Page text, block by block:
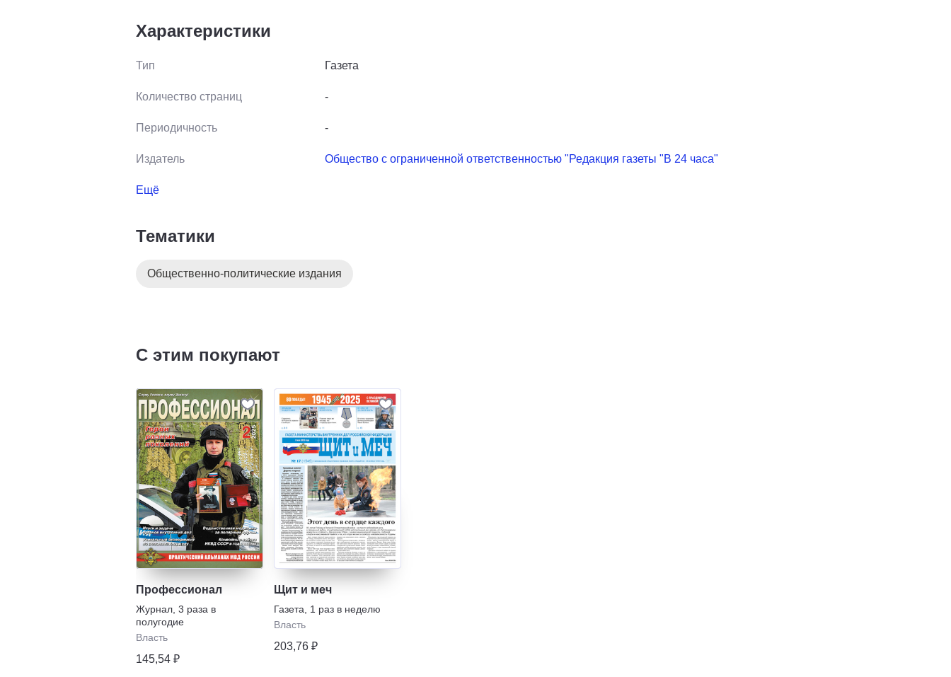
Характеристики
Тип Газета
Количество страниц -
Периодичность -
Издатель Общество с ограниченной ответственностью "Редакция газеты "В 24 часа"
Ещё
Тематики
Общественно-политические издания
С этим покупают
Профессионал
Журнал 3 раза в
полугодие
Власть
145,54 ₽
Щит и меч
Газета
1 раз в неделю
Власть
203,76 ₽